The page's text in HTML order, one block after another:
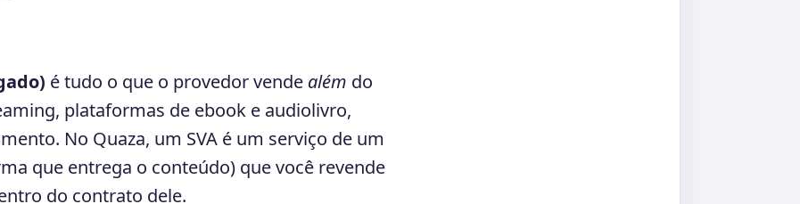
é tudo o que o provedor vende além do
plataformas de ebook e audiolivro,
No Quaza, um SVA é um serviço de um
que entrega o conteúdo) que você revende
do contrato dele.